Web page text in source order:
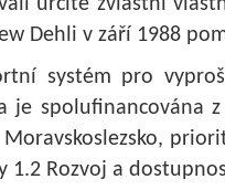
určité zvláštní
Dehli v září 1988
systém pro
je spolufinancována
Moravskoslezsko,
1.2 Rozvoj a